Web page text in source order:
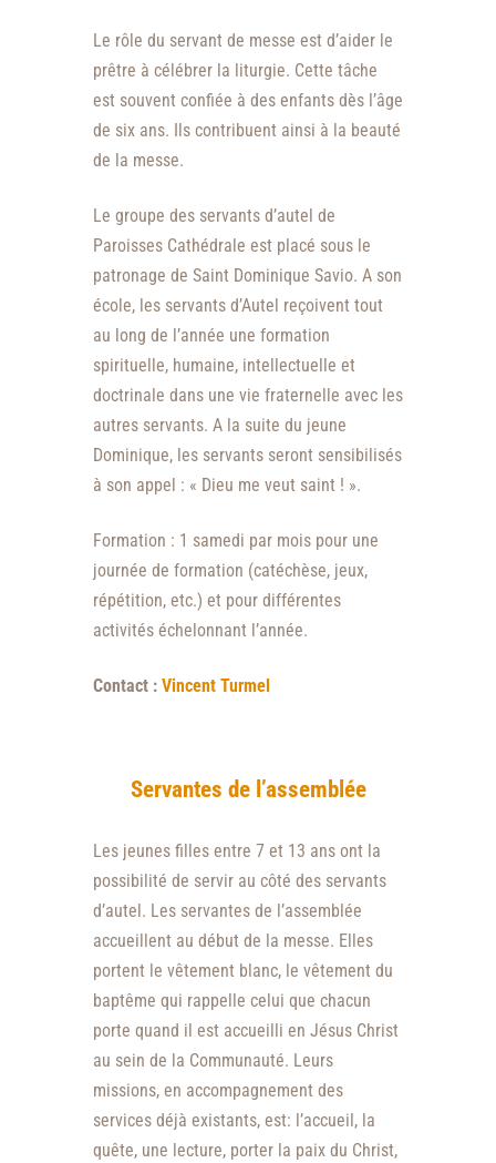
Le rôle du servant de messe est d’aider le
prêtre à célébrer la liturgie. Cette tâche
est souvent confiée à des enfants dès l’âge
de six ans. Ils contribuent ainsi à la beauté
de la messe.
Le groupe des servants d’autel de
Paroisses Cathédrale est placé sous le
patronage de Saint Dominique Savio. A son
école, les servants d’Autel reçoivent tout
au long de l’année une formation
spirituelle, humaine, intellectuelle et
doctrinale dans une vie fraternelle avec les
autres servants. A la suite du jeune
Dominique, les servants seront sensibilisés
à son appel : « Dieu me veut saint ! ».
Formation : 1 samedi par mois pour une
journée de formation (catéchèse, jeux,
répétition, etc.) et pour différentes
activités échelonnant l’année.
Contact : Vincent Turmel
Servantes de l’assemblée
Les jeunes filles entre 7 et 13 ans ont la
possibilité de servir au côté des servants
d’autel. Les servantes de l’assemblée
accueillent au début de la messe. Elles
portent le vêtement blanc, le vêtement du
baptême qui rappelle celui que chacun
porte quand il est accueilli en Jésus Christ
au sein de la Communauté. Leurs
missions, en accompagnement des
services déjà existants, est: l’accueil, la
quête, une lecture, porter la paix du Christ,